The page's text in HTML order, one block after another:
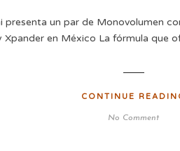
presenta un par de Monovolumen
Xpander en México La fórmula que
CONTINUE
No Comment